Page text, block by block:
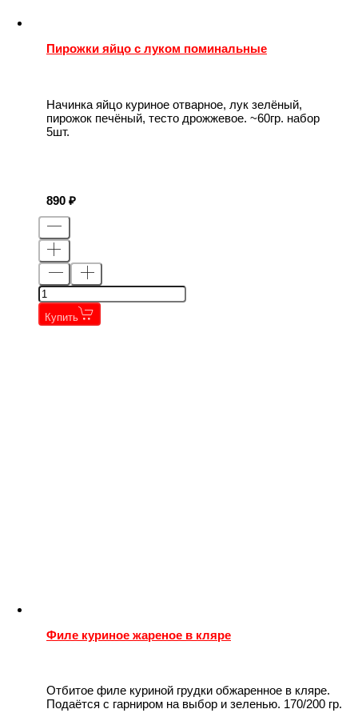
Пирожки яйцо с луком поминальные
Начинка яйцо куриное отварное, лук зелёный,
пирожок печёный, тесто дрожжевое. ~60гр. набор
5шт.
890
Купить
Филе куриное жареное в кляре
Отбитое филе куриной грудки обжаренное в кляре.
Подаётся с гарниром на выбор и зеленью. 170/200 гр.